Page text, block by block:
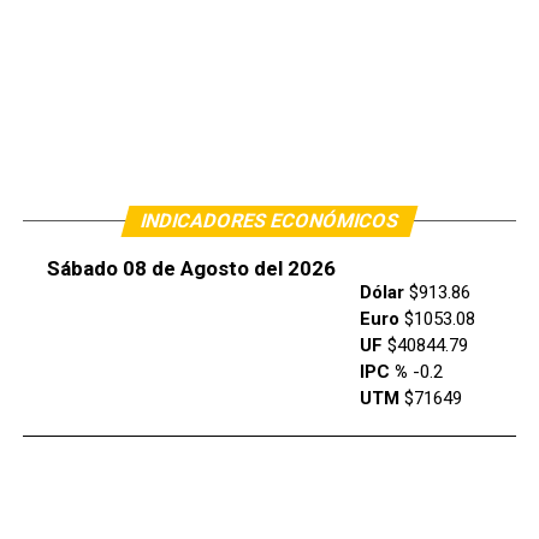
INDICADORES ECONÓMICOS
Sábado 08 de Agosto del 2026
Dólar$913.86
Euro $1053.08
UF $40844.79
IPC % -0.2
UTM$71649